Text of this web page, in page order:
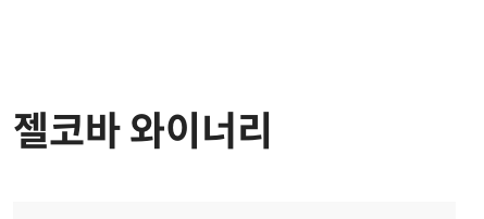
젤코바 와이너리